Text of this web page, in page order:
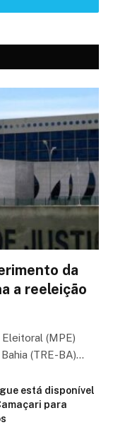
da
a reeleição
(MPE)
(TRE-BA)…
está disponível
para